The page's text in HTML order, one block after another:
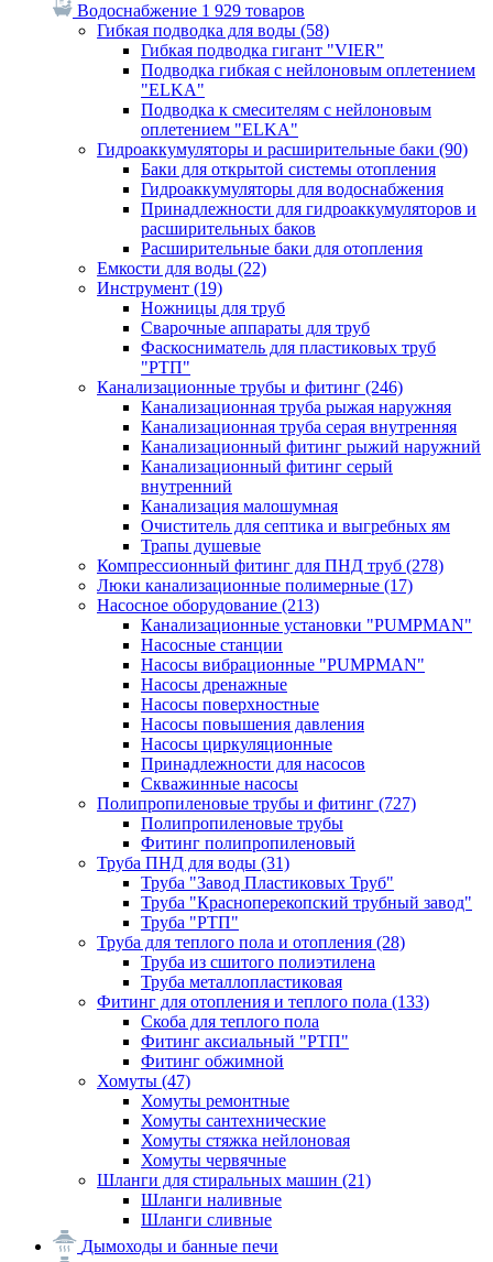
Водоснабжение 1 929 товаров
Гибкая подводка для воды (58)
Гибкая подводка гигант "VIER"
Подводка гибкая с нейлоновым оплетением
"ELKA"
Подводка к смесителям с нейлоновым
оплетением "ELKA"
Гидроаккумуляторы и расширительные баки (90)
Баки для открытой системы отопления
Гидроаккумуляторы для водоснабжения
Принадлежности для гидроаккумуляторов и
расширительных баков
Расширительные баки для отопления
Емкости для воды (22)
Инструмент (19)
Ножницы для труб
Сварочные аппараты для труб
Фаскосниматель для пластиковых труб
"РТП"
Канализационные трубы и фитинг (246)
Канализационная труба рыжая наружняя
Канализационная труба серая внутренняя
Канализационный фитинг рыжий наружний
Канализационный фитинг серый
внутренний
Канализация малошумная
Очиститель для септика и выгребных ям
Трапы душевые
Компрессионный фитинг для ПНД труб (278)
Люки канализационные полимерные (17)
Насосное оборудование (213)
Канализационные установки "PUMPMAN"
Насосные станции
Насосы вибрационные "PUMPMAN"
Насосы дренажные
Насосы поверхностные
Насосы повышения давления
Насосы циркуляционные
Принадлежности для насосов
Скважинные насосы
Полипропиленовые трубы и фитинг (727)
Полипропиленовые трубы
Фитинг полипропиленовый
Труба ПНД для воды (31)
Труба "Завод Пластиковых Труб"
Труба "Красноперекопский трубный завод"
Труба "РТП"
Труба для теплого пола и отопления (28)
Труба из сшитого полиэтилена
Труба металлопластиковая
Фитинг для отопления и теплого пола (133)
Скоба для теплого пола
Фитинг аксиальный "РТП"
Фитинг обжимной
Хомуты (47)
Хомуты ремонтные
Хомуты сантехнические
Хомуты стяжка нейлоновая
Хомуты червячные
Шланги для стиральных машин (21)
Шланги наливные
Шланги сливные
Дымоходы и банные печи